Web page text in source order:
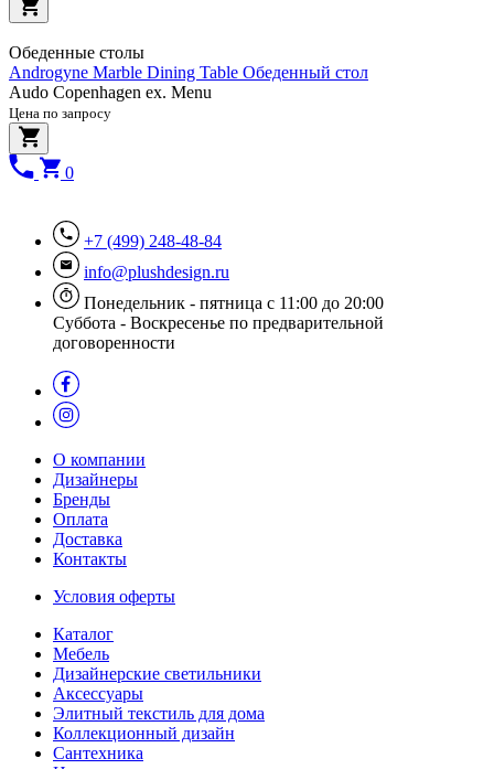
Обеденные столы
Androgyne Marble Dining Table Обеденный стол
Audo Copenhagen ex. Menu
Цена по запросу
0
+7 (499) 248-48-84
info@plushdesign.ru
Понедельник - пятница с 11:00 до 20:00
Суббота - Воскресенье по предварительной
договоренности
О компании
Дизайнеры
Бренды
Оплата
Доставка
Контакты
Условия оферты
Каталог
Мебель
Дизайнерские светильники
Аксессуары
Элитный текстиль для дома
Коллекционный дизайн
Сантехника